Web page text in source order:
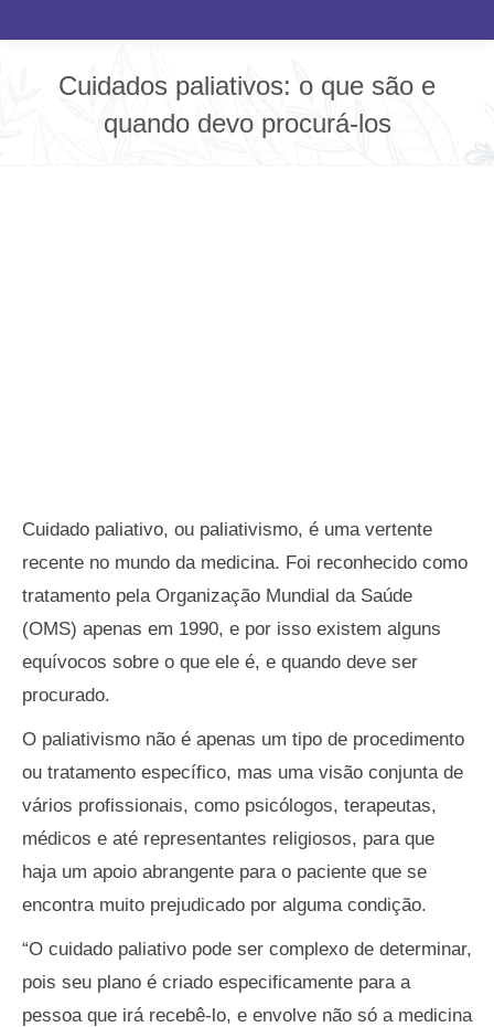
Cuidados paliativos: o que são e
quando devo procurá-los
Cuidado paliativo, ou paliativismo, é uma vertente
recente no mundo da medicina. Foi reconhecido como
tratamento pela Organização Mundial da Saúde
(OMS) apenas em 1990, e por isso existem alguns
equívocos sobre o que ele é, e quando deve ser
procurado.
O paliativismo não é apenas um tipo de procedimento
ou tratamento específico, mas uma visão conjunta de
vários profissionais, como psicólogos, terapeutas,
médicos e até representantes religiosos, para que
haja um apoio abrangente para o paciente que se
encontra muito prejudicado por alguma condição.
“O cuidado paliativo pode ser complexo de determinar,
pois seu plano é criado especificamente para a
pessoa que irá recebê-lo, e envolve não só a medicina